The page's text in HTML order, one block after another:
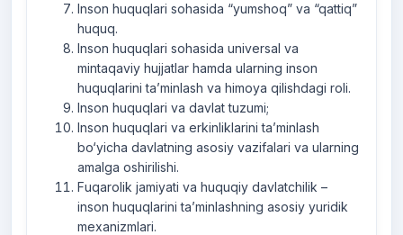
Inson huquqlari sohasida “yumshoq” va “qattiq”
huquq.
Inson huquqlari sohasida universal va
mintaqaviy hujjatlar hamda ularning inson
huquqlarini ta’minlash va himoya qilishdagi roli.
Inson huquqlari va davlat tuzumi;
Inson huquqlari va erkinliklarini ta’minlash
bo‘yicha davlatning asosiy vazifalari va ularning
amalga oshirilishi.
Fuqarolik jamiyati va huquqiy davlatchilik –
inson huquqlarini ta’minlashning asosiy yuridik
mexanizmlari.